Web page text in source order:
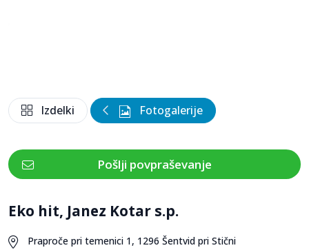
Izdelki Fotogalerije
Pošlji povpraševanje
Eko hit, Janez Kotar s.p.
Praproče pri temenici 1, 1296 Šentvid pri Stični